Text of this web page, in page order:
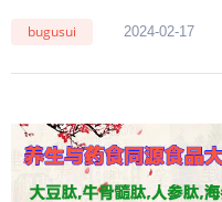
bugusui 2024-02-17